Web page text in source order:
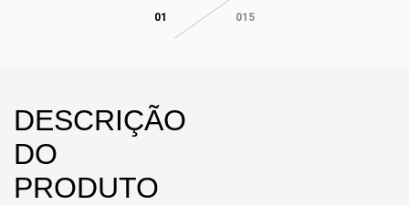
01 015
DESCRIÇÃO
DO
PRODUTO